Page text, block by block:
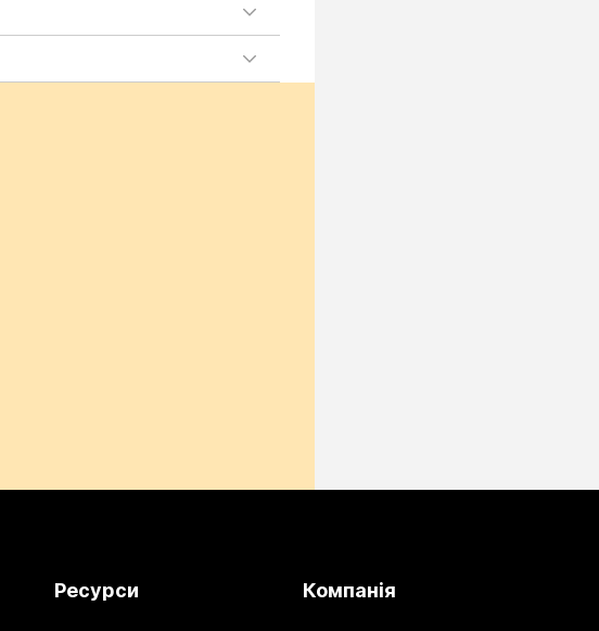
Ресурси Компанія